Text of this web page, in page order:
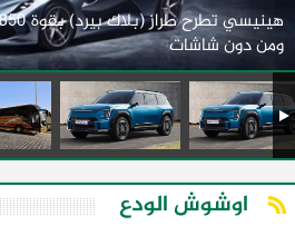
ومن دون شاشات
اوشوش الودع